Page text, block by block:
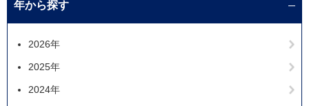
年から探す
2026年
2025年
2024年